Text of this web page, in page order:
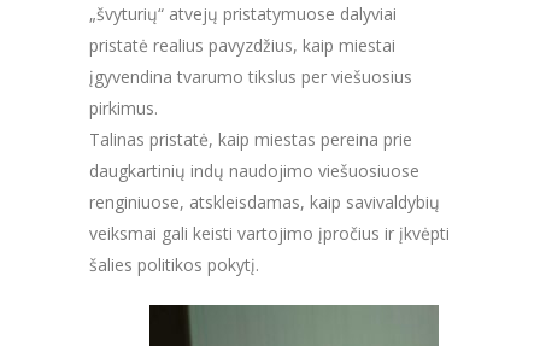
„švyturių“ atvejų pristatymuose dalyviai
pristatė realius pavyzdžius, kaip miestai
įgyvendina tvarumo tikslus per viešuosius
pirkimus.
Talinas pristatė, kaip miestas pereina prie
daugkartinių indų naudojimo viešuosiuose
renginiuose, atskleisdamas, kaip savivaldybių
veiksmai gali keisti vartojimo įpročius ir įkvėpti
šalies politikos pokytį.